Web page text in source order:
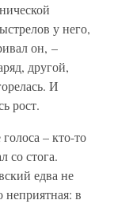
у него,
он, –
другой,
И
рост.
– кто-то
со стога.
едва не
в